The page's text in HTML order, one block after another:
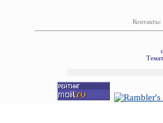
Контакты: